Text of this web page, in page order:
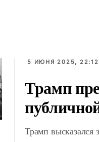
5 ИЮНЯ 2025, 22:12
Трамп
Трамп